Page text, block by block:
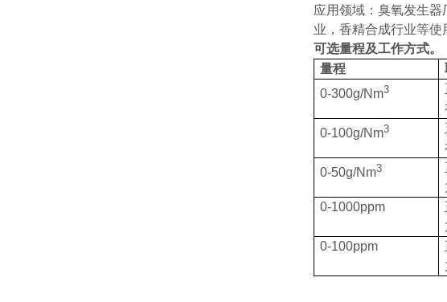
应用领域：臭氧发生
业，香精合成行业等使
可选量程及工作方式。
量程
0-300g/Nm3
0-100g/Nm3
0-50g/Nm3
0-1000ppm
0-100ppm